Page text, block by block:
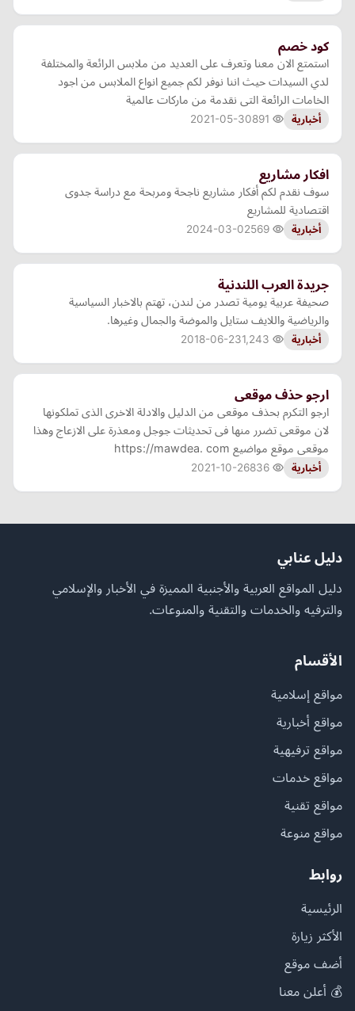
كود خصم
استمتع الان معنا وتعرف على العديد من ملابس الرائعة والمختلفة
لدي السيدات حيث اننا نوفر لكم جميع انواع الملابس من اجود
الخامات الرائعة التى نقدمة من ماركات عالمية
أخبارية 2021-05-30
افكار مشاريع
سوف نقدم لكم أفكار مشاريع ناجحة ومربحة مع دراسة جدوى
اقتصادية للمشاريع
أخبارية 2024-03-02
جريدة العرب اللندنية
صحيفة عربية يومية تصدر من لندن، تهتم بالاخبار السياسية
والرياضية واللايف ستايل والموضة والجمال وغيرها.
أخبارية 2018-06-23
ارجو حذف موقعى
ارجو التكرم بحذف موقعى من الدليل والادلة الاخرى الذى تملكونها
لان موقعى تضرر منها فى تحديثات جوجل ومعذرة على الازعاج وهذا
موقعى موقع مواضيع https://mawdea. com
أخبارية 2021-10-26
دليل عنابي
دليل المواقع العربية والأجنبية المميزة في الأخبار والإسلامي
والترفيه والخدمات والتقنية والمنوعات.
الأقسام
مواقع إسلامية
مواقع أخبارية
مواقع ترفيهية
مواقع خدمات
مواقع تقنية
مواقع منوعة
روابط
الرئيسية
الأكثر زيارة
أضف موقع
💰 أعلن معنا